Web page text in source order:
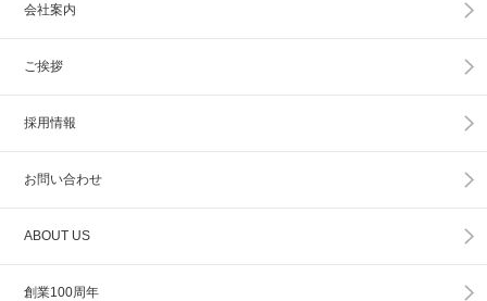
会社案内
ご挨拶
採用情報
お問い合わせ
ABOUT US
創業100周年